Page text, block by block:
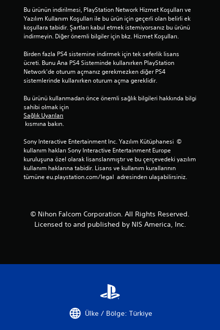
z
Bu ürünün indirilmesi, PlayStation Network Hizmet Koşulları ve
Yazılım Kullanım Koşulları ile bu ürün için geçerli olan belirli ek
koşullara tabidir. Şartları kabul etmek istemiyorsanız bu ürünü
indirmeyin. Diğer önemli bilgiler için bkz. Hizmet Koşulları.
Birden fazla PS4 sistemine indirmek için tek seferlik lisans
ücreti. Bunu Ana PS4 Sisteminde kullanırken PlayStation
Network'de oturum açmanız gerekmezken diğer PS4
sistemlerinde kullanırken oturum açma gereklidir.
Bu ürünü kullanmadan önce önemli sağlık bilgileri hakkında bilgi
sahibi olmak için
Sağlık Uyarıları
kısmına bakın.
Sony Interactive Entertainment Inc. Yazılım Kütüphanesi  ©
kullanım hakları Sony Interactive Entertainment Europe
kuruluşuna özel olarak lisanslanmıştır ve bu çerçevedeki yazılım
kullanım haklarına tabidir. Lisans ve kullanım kurallarının
tümüne eu.playstation.com/legal  adresinden ulaşabilirsiniz.
© Nihon Falcom Corporation. All Rights Reserved.
Licensed to and published by NIS America, Inc.
Ülke / Bölge: Türkiye